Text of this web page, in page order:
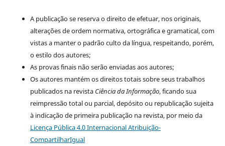
A publicação se reserva o direito de efetuar, nos originais,
alterações de ordem normativa, ortográfica e gramatical, com
vistas a manter o padrão culto da língua, respeitando, porém,
o estilo dos autores;
As provas finais não serão enviadas aos autores;
Os autores mantém os direitos totais sobre seus trabalhos
publicados na revista Ciência da Informação, ficando sua
reimpressão total ou parcial, depósito ou republicação sujeita
à indicação de primeira publicação na revista, por meio da
Licença Pública 4.0 Internacional Atribuição-
CompartilharIgual